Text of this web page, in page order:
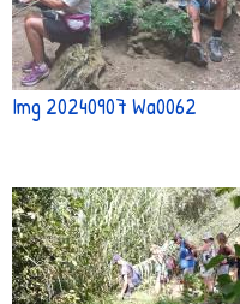
Img 20240907 Wa0062